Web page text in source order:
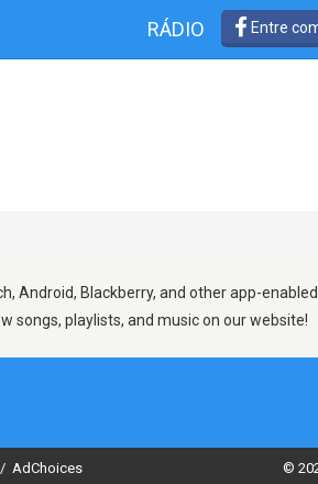
RÁDIO Entre
Android, Blackberry, and other app-
songs, playlists, and music on our website!
/ AdChoices ©